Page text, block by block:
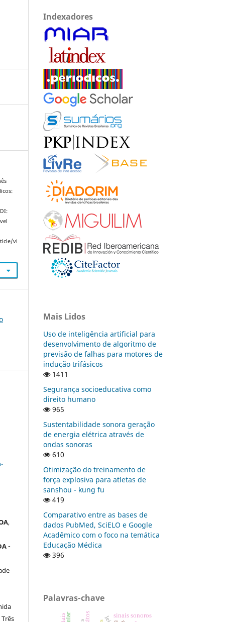
vi
,
-
Indexadores
Mais Lidos
Uso de inteligência artificial para
desenvolvimento de algoritmo de
previsão de falhas para motores de
indução trifásicos
1411
Segurança socioeducativa como
direito humano
965
Sustentabilidade sonora geração
de energia elétrica através de
ondas sonoras
610
Otimização do treinamento de
força explosiva para atletas de
sanshou - kung fu
419
Comparativo entre as bases de
dados PubMed, SciELO e Google
Acadêmico com o foco na temática
Educação Médica
396
Palavras-chave
sinais sonoros